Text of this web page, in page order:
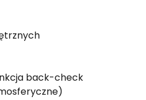
back-check